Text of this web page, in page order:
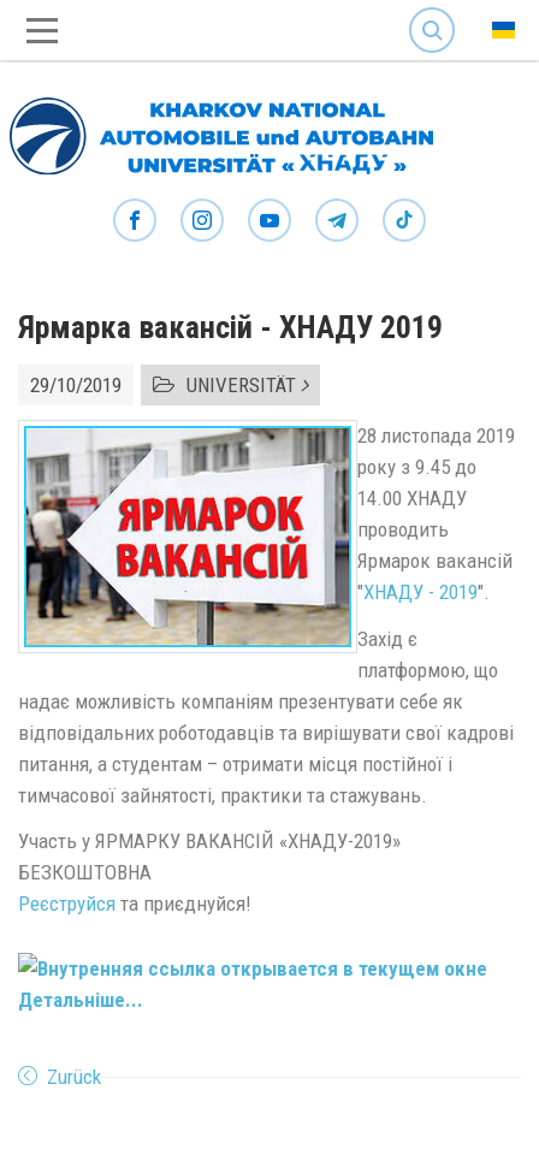
SEARCH
Ярмарка вакансій - ХНАДУ 2019
29/10/2019 UNIVERSITÄT
28 листопада 2019
року з 9.45 до
14.00 ХНАДУ
проводить
Ярмарок вакансій
"ХНАДУ - 2019".
Захід є
платформою, що
надає можливість компаніям презентувати себе як
відповідальних роботодавців та вирішувати свої кадрові
питання, а студентам – отримати місця постійної і
тимчасової зайнятості, практики та стажувань.
Участь у ЯРМАРКУ ВАКАНСІЙ «ХНАДУ-2019»
БЕЗКОШТОВНА
Реєструйся та приєднуйся!
Детальніше...
Zurück